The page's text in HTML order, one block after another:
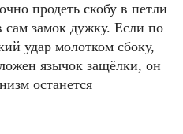
продеть скобу в петли
сам замок дужку. Если по
удар молотком сбоку,
язычок защёлки, он
останется